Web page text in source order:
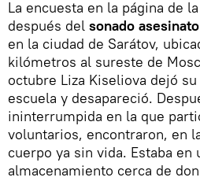
La encuesta en la página de
después del sonado
en la ciudad de Sarátov,
kilómetros al sureste de
octubre Liza Kiseliova dejó
escuela y desapareció.
ininterrumpida en la que
voluntarios, encontraron, en
cuerpo ya sin vida. Estaba en
almacenamiento cerca de